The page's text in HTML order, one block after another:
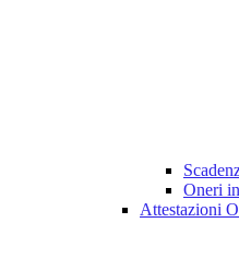
Oneri
Attestazioni